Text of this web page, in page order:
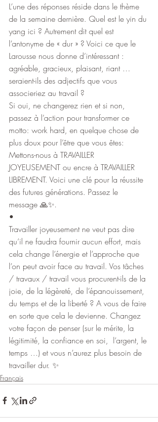
L’une des réponses réside dans le thème
de la semaine dernière. Quel est le yin du
yang ici ? Autrement dit quel est
l’antonyme de « dur » ? Voici ce que le
Larousse nous donne d’intéressant :
agréable, gracieux, plaisant, riant …
seraient-ils des adjectifs que vous
associeriez au travail ?
Si oui, ne changerez rien et si non,
passez à l’action pour transformer ce
motto: work hard, en quelque chose de
plus doux pour l’être que vous êtes:
Mettons-nous à TRAVAILLER
JOYEUSEMENT ou encre à TRAVAILLER
LIBREMENT. Voici une clé pour la réussite
des futures générations. Passez le
message 🙏✨.
•
Travailler joyeusement ne veut pas dire
qu’il ne faudra fournir aucun effort, mais
cela change l’énergie et l’approche que
l’on peut avoir face au travail. Vos tâches
/ travaux / travail vous procurent-ils de la
joie, de la légèreté, de l’épanouissement,
du temps et de la liberté ? A vous de faire
en sorte que cela le devienne. Changez
votre façon de penser (sur le mérite, la
légitimité, la confiance en soi,  l’argent, le
temps …) et vous n’aurez plus besoin de
travailler dur. ✨
Français